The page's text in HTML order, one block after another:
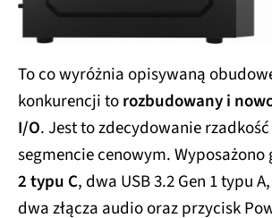
To co wyróżnia opisywaną
konkurencji torozbudowany i
I/O. Jest to zdecydowanie
segmencie cenowym. Wyposażono
2 typu C, dwa USB 3.2 Gen 1 typu
dwa złącza audio oraz przycisk